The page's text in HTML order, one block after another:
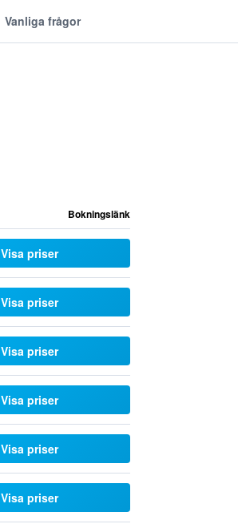
Vanliga frågor
Bokningslänk
Visa priser
Visa priser
Visa priser
Visa priser
Visa priser
Visa priser